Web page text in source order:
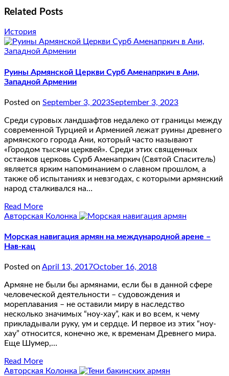
Related Posts
История
Руины Армянской Церкви Сурб Аменапркич в Ани,
Западной Армении
Posted on September 3, 2023September 3, 2023
Среди суровых ландшафтов недалеко от границы между
современной Турцией и Арменией лежат руины древнего
армянского города Ани, который часто называют
«Городом тысячи церквей». Среди этих священных
останков церковь Сурб Аменапркич (Святой Спаситель)
является ярким напоминанием о славном прошлом, а
также об испытаниях и невзгодах, с которыми армянский
народ сталкивался на…
Read More
Авторская Колонка
Морская навигация армян на международной арене –
Нав-кац
Posted on April 13, 2017October 16, 2018
Армяне не были бы армянами, если бы в данной сфере
человеческой деятельности – судовождения и
мореплавания – не оставили миру в наследство
несколько значимых “ноу-хау”, как и во всем, к чему
прикладывали руку, ум и сердце. И первое из этих “ноу-
хау” относится, конечно же, к временам Древнего мира.
Еще Шумер,…
Read More
Авторская Колонка